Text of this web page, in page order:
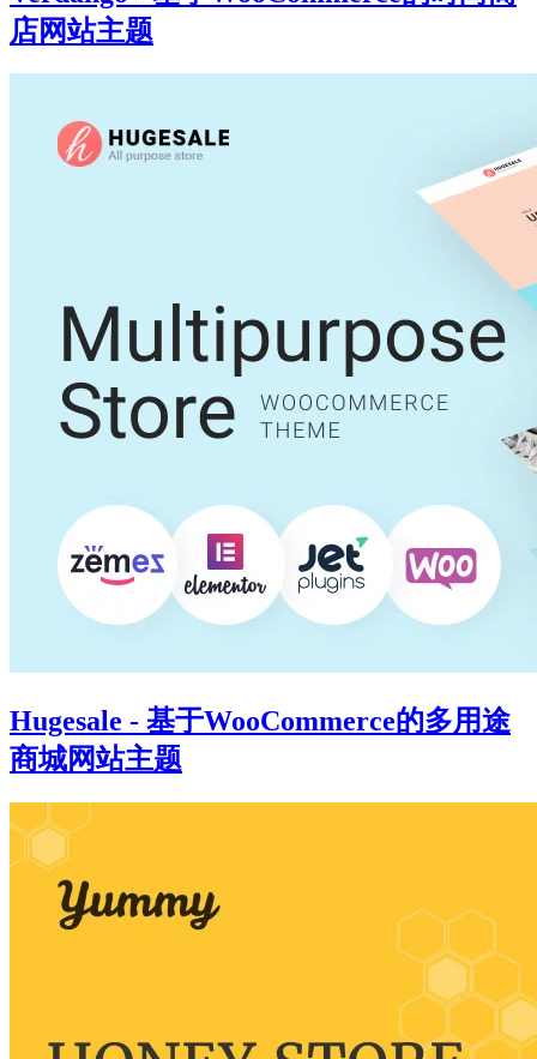
店网站主题
Hugesale - 基于WooCommerce的多用途
商城网站主题